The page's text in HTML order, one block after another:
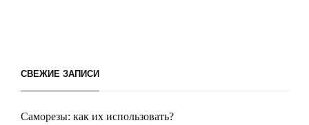
СВЕЖИЕ ЗАПИСИ
Саморезы: как их использовать?